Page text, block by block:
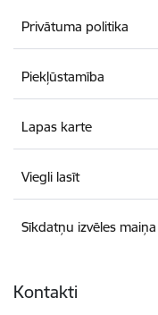
Privātuma politika
Piekļūstamība
Lapas karte
Viegli lasīt
Sīkdatņu izvēles maiņa
Kontakti